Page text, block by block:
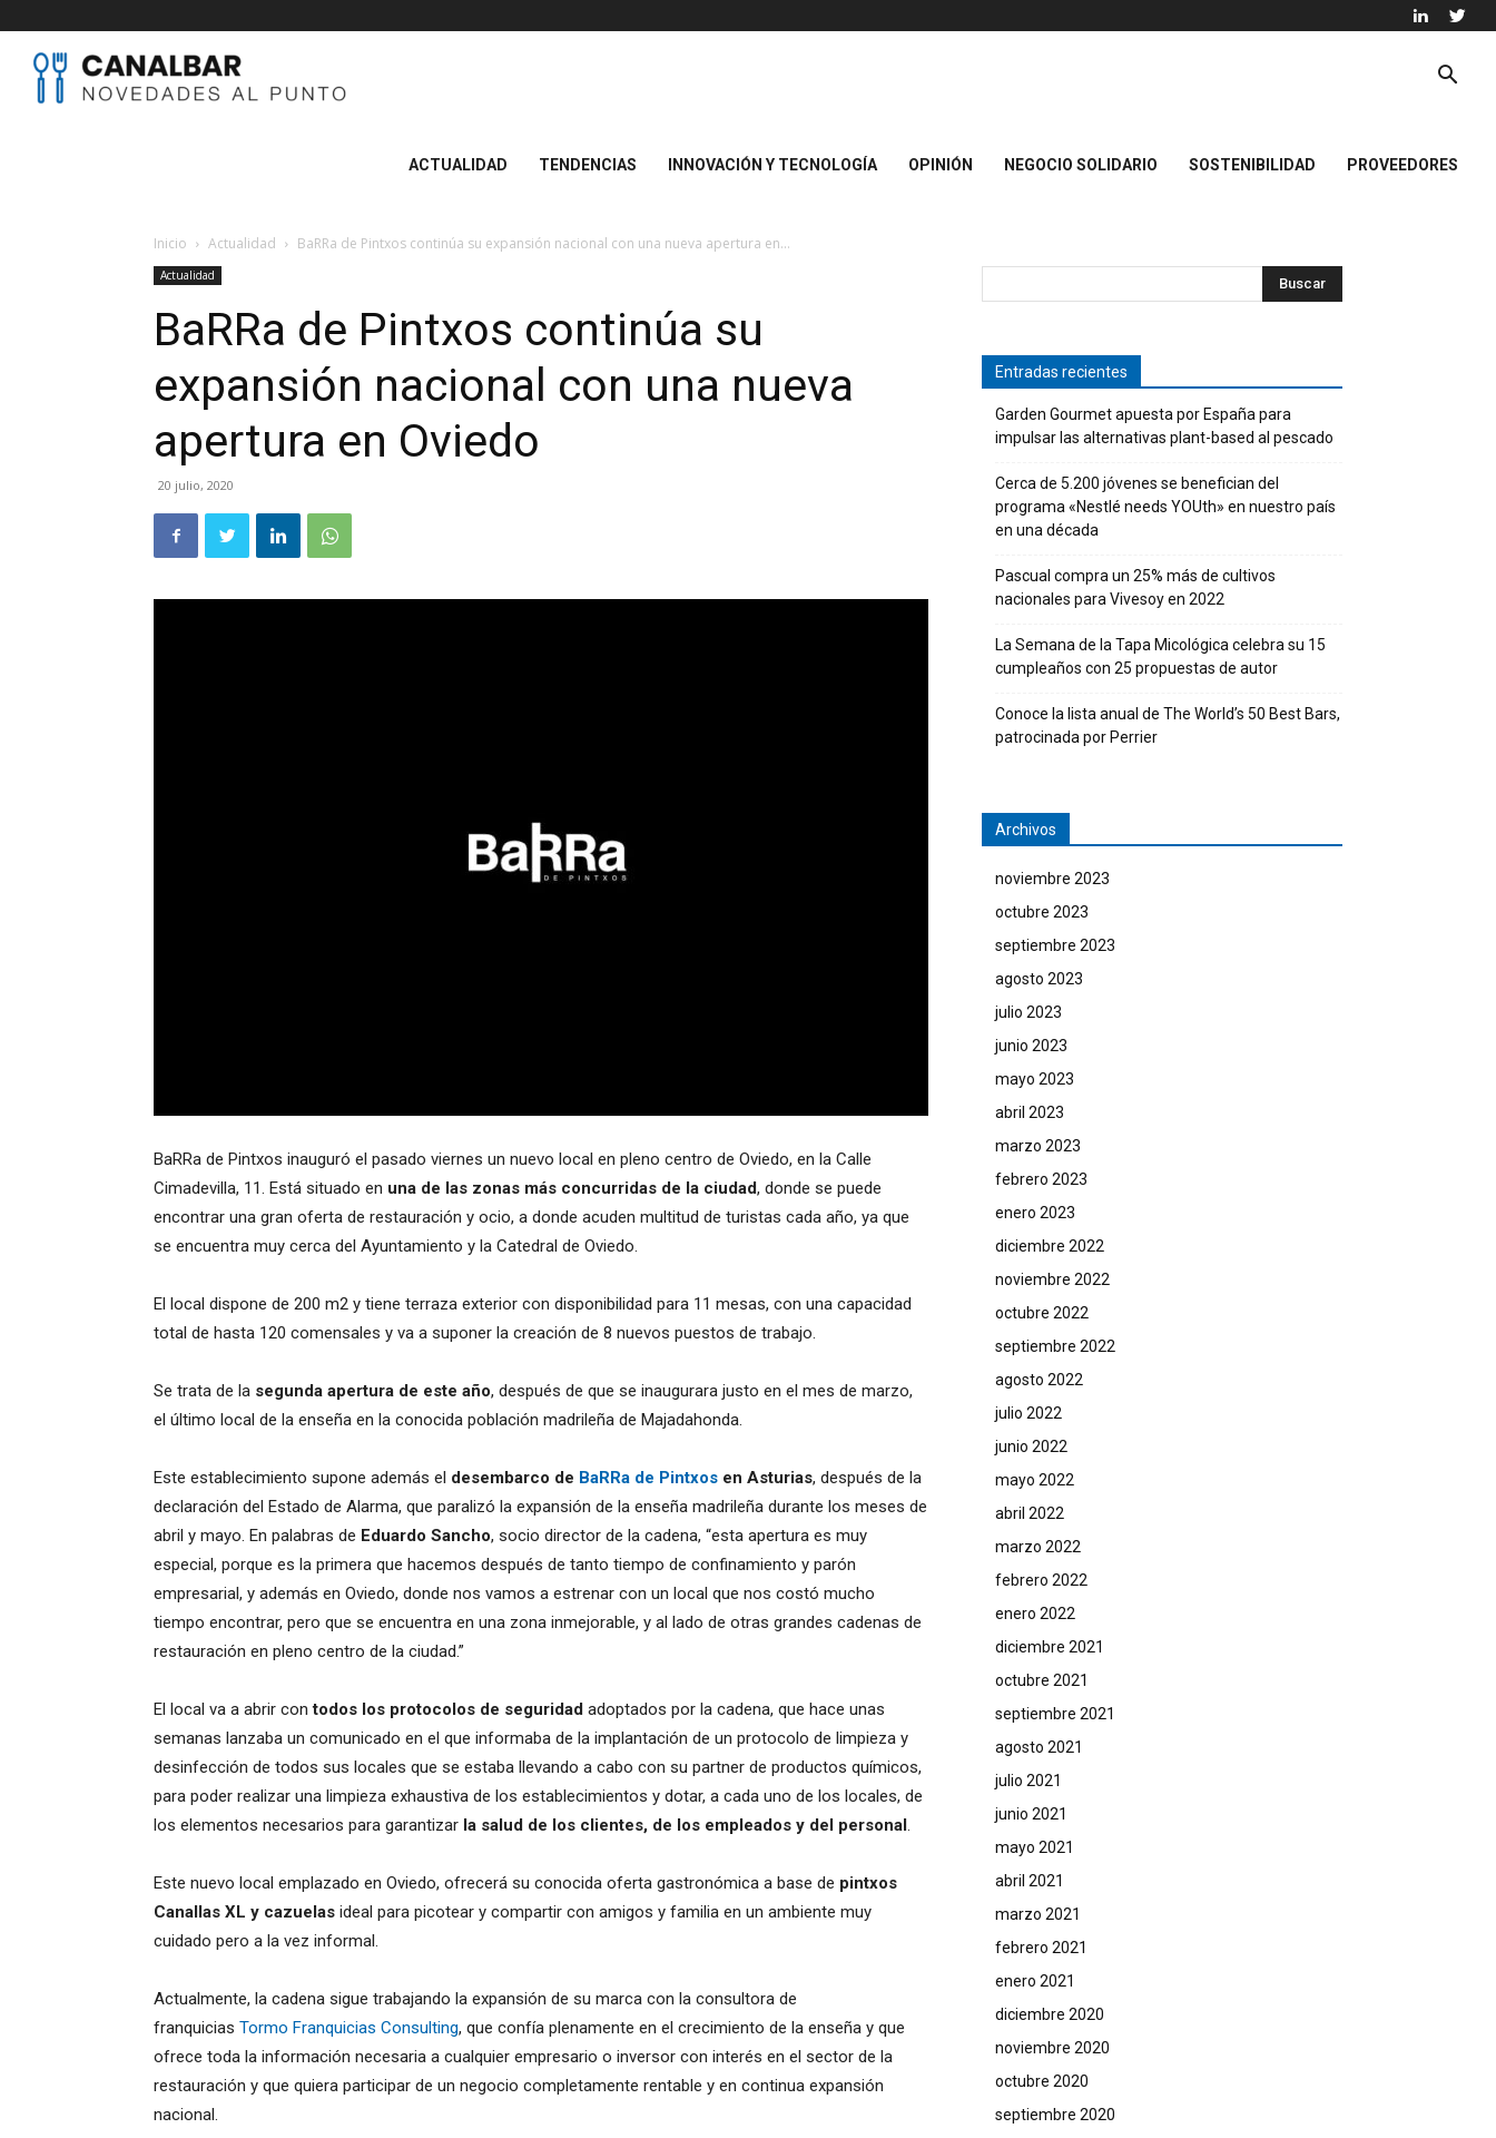
ACTUALIDAD TENDENCIAS INNOVACIÓN Y TECNOLOGÍA OPINIÓN NEGOCIO SOLIDARIO SOSTENIBILIDAD PROVEEDORES
Inicio Actualidad BaRRa de Pintxos continúa su expansión nacional con una nueva apertura en...
Actualidad
BaRRa de Pintxos continúa su
expansión nacional con una nueva
apertura en Oviedo
20 julio, 2020
BaRRa de Pintxos inauguró el pasado viernes un nuevo local en pleno centro de Oviedo, en la Calle
Cimadevilla, 11. Está situado en una de las zonas más concurridas de la ciudad, donde se puede
encontrar una gran oferta de restauración y ocio, a donde acuden multitud de turistas cada año, ya que
se encuentra muy cerca del Ayuntamiento y la Catedral de Oviedo.
El local dispone de 200 m2 y tiene terraza exterior con disponibilidad para 11 mesas, con una capacidad
total de hasta 120 comensales y va a suponer la creación de 8 nuevos puestos de trabajo.
Se trata de la segunda apertura de este año, después de que se inaugurara justo en el mes de marzo,
el último local de la enseña en la conocida población madrileña de Majadahonda.
Este establecimiento supone además el desembarco de BaRRa de Pintxos en Asturias, después de la
declaración del Estado de Alarma, que paralizó la expansión de la enseña madrileña durante los meses de
abril y mayo. En palabras de Eduardo Sancho, socio director de la cadena, “esta apertura es muy
especial, porque es la primera que hacemos después de tanto tiempo de confinamiento y parón
empresarial, y además en Oviedo, donde nos vamos a estrenar con un local que nos costó mucho
tiempo encontrar, pero que se encuentra en una zona inmejorable, y al lado de otras grandes cadenas de
restauración en pleno centro de la ciudad.”
El local va a abrir contodos los protocolos de seguridad adoptados por la cadena, que hace unas
semanas lanzaba un comunicado en el que informaba de la implantación de un protocolo de limpieza y
desinfección de todos sus locales que se estaba llevando a cabo con su partner de productos químicos,
para poder realizar una limpieza exhaustiva de los establecimientos y dotar, a cada uno de los locales, de
los elementos necesarios para garantizar la salud de los clientes, de los empleados y del personal.
Este nuevo local emplazado en Oviedo, ofrecerá su conocida oferta gastronómica a base de pintxos
Canallas XL y cazuelas ideal para picotear y compartir con amigos y familia en un ambiente muy
cuidado pero a la vez informal.
Actualmente, la cadena sigue trabajando la expansión de su marca con la consultora de
franquicias Tormo Franquicias Consulting, que confía plenamente en el crecimiento de la enseña y que
ofrece toda la información necesaria a cualquier empresario o inversor con interés en el sector de la
restauración y que quiera participar de un negocio completamente rentable y en continua expansión
nacional.
Entradas recientes
Garden Gourmet apuesta por España para
impulsar las alternativas plant-based al pescado
Cerca de 5.200 jóvenes se benefician del
programa «Nestlé needs YOUth» en nuestro país
en una década
Pascual compra un 25% más de cultivos
nacionales para Vivesoy en 2022
La Semana de la Tapa Micológica celebra su 15
cumpleaños con 25 propuestas de autor
Conoce la lista anual de The World’s 50 Best Bars,
patrocinada por Perrier
Archivos
noviembre 2023
octubre 2023
septiembre 2023
agosto 2023
julio 2023
junio 2023
mayo 2023
abril 2023
marzo 2023
febrero 2023
enero 2023
diciembre 2022
noviembre 2022
octubre 2022
septiembre 2022
agosto 2022
julio 2022
junio 2022
mayo 2022
abril 2022
marzo 2022
febrero 2022
enero 2022
diciembre 2021
octubre 2021
septiembre 2021
agosto 2021
julio 2021
junio 2021
mayo 2021
abril 2021
marzo 2021
febrero 2021
enero 2021
diciembre 2020
noviembre 2020
octubre 2020
septiembre 2020